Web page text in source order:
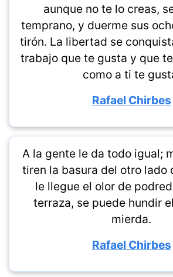
aunque no te lo creas,
temprano, y duerme sus
tirón. La libertad se
trabajo que te gusta y que
como a ti te
Rafael Chirbes
A la gente le da todo igual;
tiren la basura del otro lado
le llegue el olor de
terraza, se puede hundir
mierda.
Rafael Chirbes